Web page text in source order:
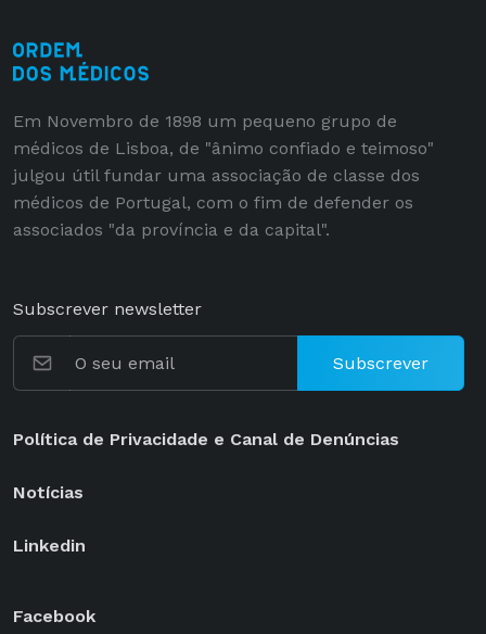
Em Novembro de 1898 um pequeno grupo de
médicos de Lisboa, de "ânimo confiado e teimoso"
julgou útil fundar uma associação de classe dos
médicos de Portugal, com o fim de defender os
associados "da província e da capital".
Subscrever newsletter
Subscrever
Política de Privacidade e Canal de Denúncias
Notícias
Linkedin
Facebook